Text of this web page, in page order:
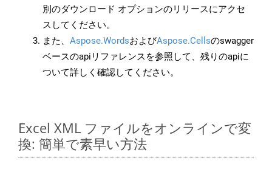
別のダウンロード オプションのリリースにアクセ
スしてください。
また、 Aspose.WordsおよびAspose.Cellsのswagger
ベースのapiリファレンスを参照して、残りのapiに
ついて詳しく確認してください。
Excel XML ファイルをオンラインで変
換: 簡単で素早い方法